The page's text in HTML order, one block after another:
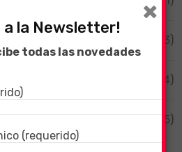
(3)
(204)
(55)
a la Newsletter!
todas las novedades
(requerido)
×